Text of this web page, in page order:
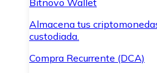
Bitnovo Wallet
Almacena tus
custodiada.
Compra Recurrente (DCA)